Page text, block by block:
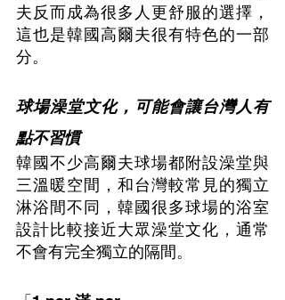
夫反而成為很多人更舒服的選擇，
這也是韓國高爾夫很有特色的一部
分。
球場澡堂文化，可能會讓台灣人有
點不習慣
韓國不少高爾夫球場都附設澡堂與
三溫暖空間，和台灣較常見的獨立
淋浴間不同，韓國很多球場的浴室
設計比較接近大眾澡堂文化，通常
不會有完全獨立的隔間。